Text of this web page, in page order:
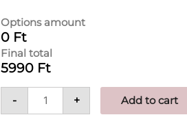
Options amount
0 Ft
Final total
5990 Ft
- + Add to cart